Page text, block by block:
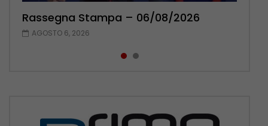
Rassegna Stampa – 06/08/2026
AGOSTO 6, 2026
Rassegna Stampa – 05/08/2026
AGOSTO 5, 2026